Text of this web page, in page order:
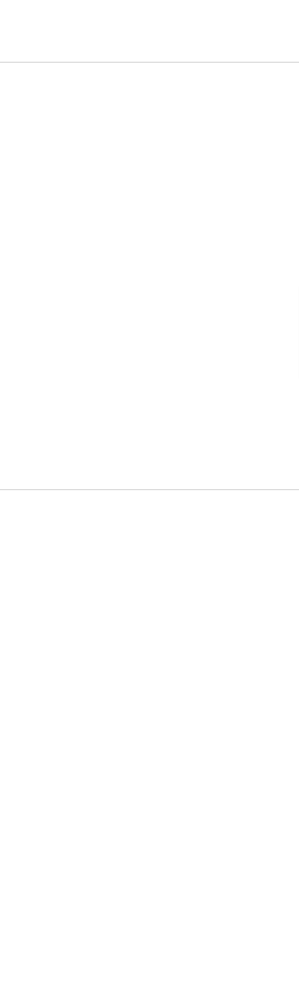
contenido